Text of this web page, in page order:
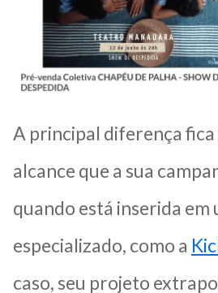
A principal diferença
alcance que a sua
quando está inserida em
especializado, como a
caso, seu projeto